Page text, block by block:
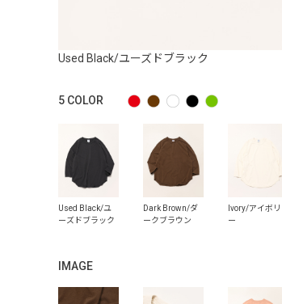
Used Black/ユーズドブラック
5 COLOR
IMAGE